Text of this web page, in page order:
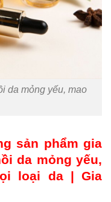
da mỏng yếu, mao
sản phẩm gia
da mỏng yếu,
loại da | Gia